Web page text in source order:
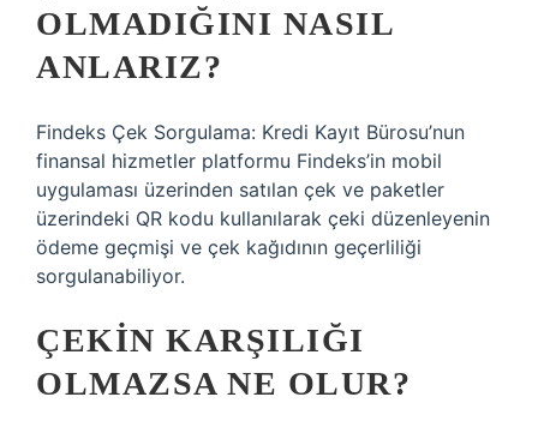
OLMADIĞINI NASIL
ANLARIZ?
Findeks Çek Sorgulama: Kredi Kayıt Bürosu’nun
finansal hizmetler platformu Findeks’in mobil
uygulaması üzerinden satılan çek ve paketler
üzerindeki QR kodu kullanılarak çeki düzenleyenin
ödeme geçmişi ve çek kağıdının geçerliliği
sorgulanabiliyor.
ÇEKIN KARŞILIĞI
OLMAZSA NE OLUR?